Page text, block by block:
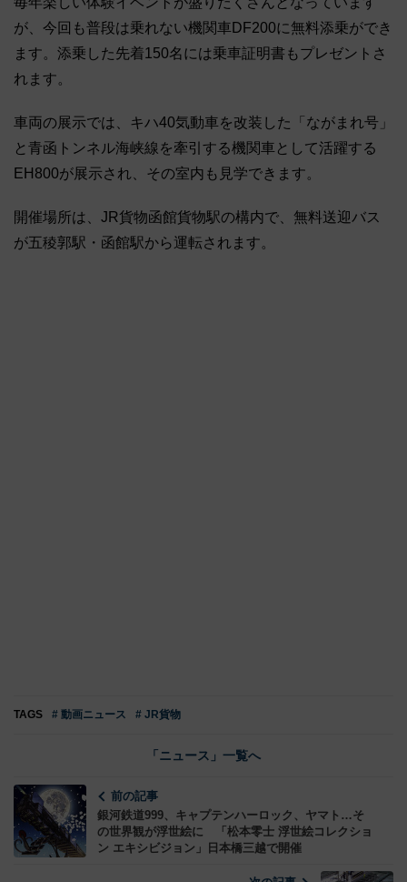
が、今回も普段は乗れない機関車DF200に無料添乗ができ
ます。添乗した先着150名には乗車証明書もプレゼントさ
れます。
車両の展示では、キハ40気動車を改装した「ながまれ号」
と青函トンネル海峡線を牽引する機関車として活躍する
EH800が展示され、その室内も見学できます。
開催場所は、JR貨物函館貨物駅の構内で、無料送迎バス
が五稜郭駅・函館駅から運転されます。
TAGS # 動画ニュース # JR貨物
「ニュース」一覧へ
前の記事
銀河鉄道999、キャプテンハーロック、ヤマト…そ
の世界観が浮世絵に 「松本零士 浮世絵コレクショ
ン エキシビジョン」日本橋三越で開催